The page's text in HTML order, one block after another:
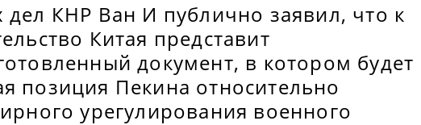
КНР Ван И публично заявил, что к
Китая представит
документ, в котором будет
позиция Пекина относительно
урегулирования военного